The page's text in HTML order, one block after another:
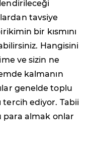
tavsiye
bir kısmını
Hangisini
ve sizin ne
kalmanın
genelde toplu
tercih ediyor. Tabii
para almak onlar